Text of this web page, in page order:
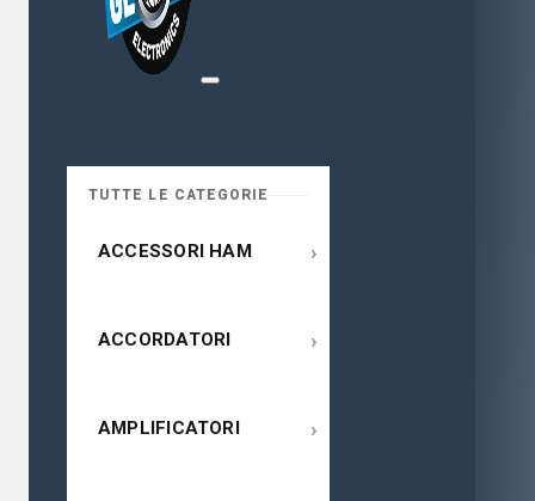
TUTTE LE CATEGORIE
ACCESSORI HAM ›
ACCORDATORI ›
AMPLIFICATORI ›